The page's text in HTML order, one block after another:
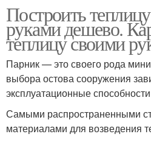
Построить
руками дешево.
теплицу своими
Парник — это своего рода
выбора остова сооружения
эксплуатационные
Самыми распространенными
материалами для возведения